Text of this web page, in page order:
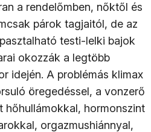
a rendelőmben, nőktől és
párok tagjaitól, de az
testi-lelki bajok
okozzák a legtöbb
idején. A problémás klimax
öregedéssel, a vonzerő
hőhullámokkal, hormonszint
orgazmushiánnyal,